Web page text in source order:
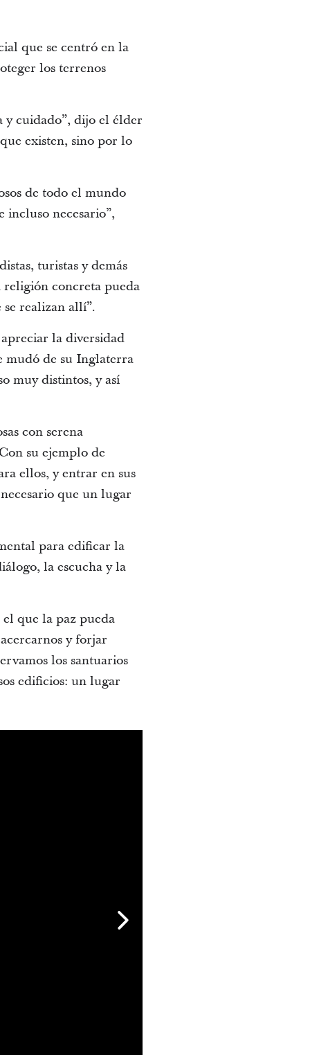
que se centró en la
los terrenos
y cuidado”, dijo el élder
existen, sino por lo
de todo el mundo
necesario”,
turistas y demás
religión concreta pueda
se realizan allí”.
la diversidad
mudó de su Inglaterra
muy distintos, y así
con serena
su ejemplo de
ellos, y entrar en sus
que un lugar
para edificar la
la escucha y la
que la paz pueda
y forjar
los santuarios
edificios: un lugar